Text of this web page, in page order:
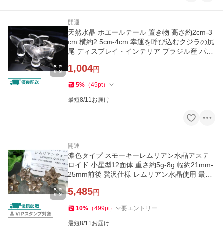
開運
天然水晶 ホエールテール 置き物 高さ約2cm-3
cm 横約2.5cm-4cm 幸運を呼び込むクジラの尻
尾 ディスプレイ・インテリア ブラジル産 パワ
1,004円
5% （45pt）
最短8/11お届け
開運
濃色タイプ スモーキーレムリアン水晶アステ
ロイド 小星型12面体 重さ約5g-8g 幅約21mm-
25mm前後 贅沢仕様 レムリアン水晶使用 最強
5,485円
10% （499pt） 要エントリー
最短8/11お届け